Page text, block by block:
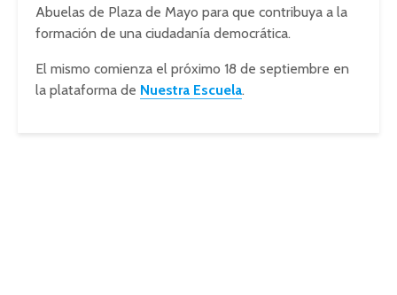
Abuelas de Plaza de Mayo para que contribuya a la
formación de una ciudadanía democrática.
El mismo comienza el próximo 18 de septiembre en
la plataforma de Nuestra Escuela.